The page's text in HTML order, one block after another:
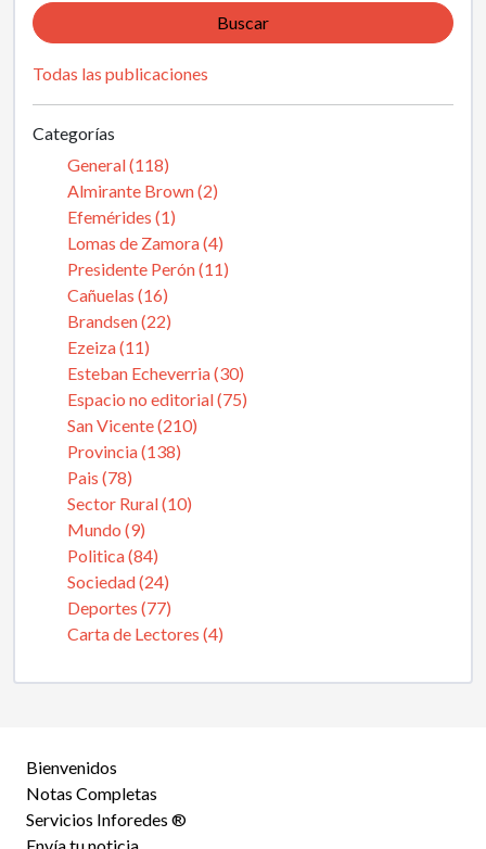
Buscar
Todas las publicaciones
Categorías
General (118)
Almirante Brown (2)
Efemérides (1)
Lomas de Zamora (4)
Presidente Perón (11)
Cañuelas (16)
Brandsen (22)
Ezeiza (11)
Esteban Echeverria (30)
Espacio no editorial (75)
San Vicente (210)
Provincia (138)
Pais (78)
Sector Rural (10)
Mundo (9)
Politica (84)
Sociedad (24)
Deportes (77)
Carta de Lectores (4)
Bienvenidos
Notas Completas
Servicios Inforedes ®
Envía tu noticia.